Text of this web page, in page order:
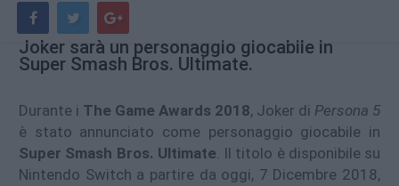
Joker sarà un personaggio giocabile in
Super Smash Bros. Ultimate.
Durante i The Game Awards 2018, Joker di Persona 5
è stato annunciato come personaggio giocabile in
Super Smash Bros. Ultimate. Il titolo è disponibile su
Nintendo Switch a partire da oggi, 7 Dicembre 2018,